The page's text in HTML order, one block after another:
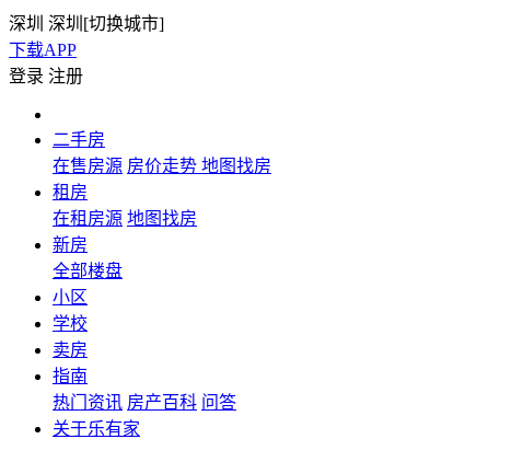
深圳 深圳[切换城市]
下载APP
登录 注册
二手房
在售房源 房价走势 地图找房
租房
在租房源 地图找房
新房
全部楼盘
小区
学校
卖房
指南
热门资讯 房产百科 问答
关于乐有家